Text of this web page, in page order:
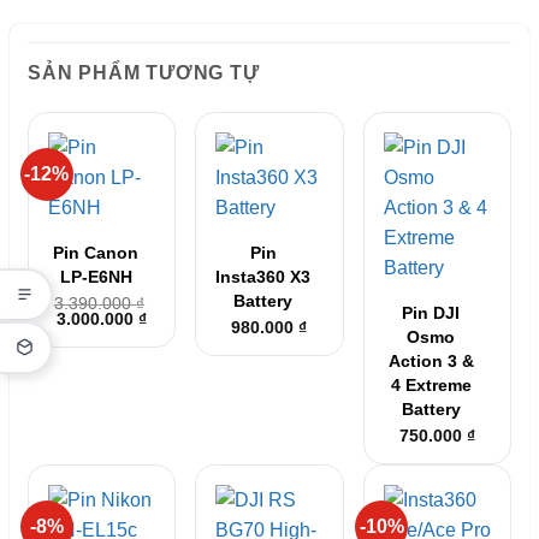
SẢN PHẨM TƯƠNG TỰ
-12%
Pin Canon
LP-E6NH
3.390.000₫
Giá
là:
3.000.000₫Giá
hiện
tại
Pin
Insta360 X3
Battery
980.000₫
Pin DJI
Osmo
Action 3 &
4 Extreme
Battery
750.000 ₫
-8% -10%